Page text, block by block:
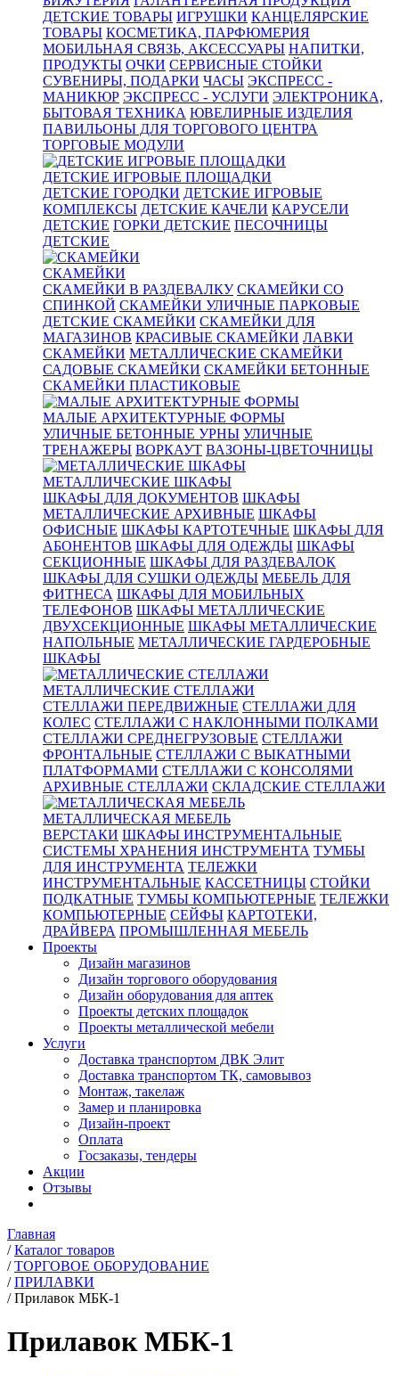
ДЕТСКИЕ ТОВАРЫ ИГРУШКИ КАНЦЕЛЯРСКИЕ
ТОВАРЫ КОСМЕТИКА, ПАРФЮМЕРИЯ
МОБИЛЬНАЯ СВЯЗЬ, АКСЕССУАРЫ НАПИТКИ,
ПРОДУКТЫ ОЧКИ СЕРВИСНЫЕ СТОЙКИ
СУВЕНИРЫ, ПОДАРКИ ЧАСЫ ЭКСПРЕСС -
МАНИКЮР ЭКСПРЕСС - УСЛУГИ ЭЛЕКТРОНИКА,
БЫТОВАЯ ТЕХНИКА ЮВЕЛИРНЫЕ ИЗДЕЛИЯ
ПАВИЛЬОНЫ ДЛЯ ТОРГОВОГО ЦЕНТРА
ТОРГОВЫЕ МОДУЛИ
ДЕТСКИЕ ИГРОВЫЕ ПЛОЩАДКИ
ДЕТСКИЕ ГОРОДКИ ДЕТСКИЕ ИГРОВЫЕ
КОМПЛЕКСЫ ДЕТСКИЕ КАЧЕЛИ КАРУСЕЛИ
ДЕТСКИЕ ГОРКИ ДЕТСКИЕ ПЕСОЧНИЦЫ
ДЕТСКИЕ
СКАМЕЙКИ
СКАМЕЙКИ В РАЗДЕВАЛКУ СКАМЕЙКИ СО
СПИНКОЙ СКАМЕЙКИ УЛИЧНЫЕ ПАРКОВЫЕ
ДЕТСКИЕ СКАМЕЙКИ СКАМЕЙКИ ДЛЯ
МАГАЗИНОВ КРАСИВЫЕ СКАМЕЙКИ ЛАВКИ
СКАМЕЙКИ МЕТАЛЛИЧЕСКИЕ СКАМЕЙКИ
САДОВЫЕ СКАМЕЙКИ СКАМЕЙКИ БЕТОННЫЕ
СКАМЕЙКИ ПЛАСТИКОВЫЕ
МАЛЫЕ АРХИТЕКТУРНЫЕ ФОРМЫ
УЛИЧНЫЕ БЕТОННЫЕ УРНЫ УЛИЧНЫЕ
ТРЕНАЖЕРЫ ВОРКАУТ ВАЗОНЫ-ЦВЕТОЧНИЦЫ
МЕТАЛЛИЧЕСКИЕ ШКАФЫ
ШКАФЫ ДЛЯ ДОКУМЕНТОВ ШКАФЫ
МЕТАЛЛИЧЕСКИЕ АРХИВНЫЕ ШКАФЫ
ОФИСНЫЕ ШКАФЫ КАРТОТЕЧНЫЕ ШКАФЫ ДЛЯ
АБОНЕНТОВ ШКАФЫ ДЛЯ ОДЕЖДЫ ШКАФЫ
СЕКЦИОННЫЕ ШКАФЫ ДЛЯ РАЗДЕВАЛОК
ШКАФЫ ДЛЯ СУШКИ ОДЕЖДЫ МЕБЕЛЬ ДЛЯ
ФИТНЕСА ШКАФЫ ДЛЯ МОБИЛЬНЫХ
ТЕЛЕФОНОВ ШКАФЫ МЕТАЛЛИЧЕСКИЕ
ДВУХСЕКЦИОННЫЕ ШКАФЫ МЕТАЛЛИЧЕСКИЕ
НАПОЛЬНЫЕ МЕТАЛЛИЧЕСКИЕ ГАРДЕРОБНЫЕ
ШКАФЫ
МЕТАЛЛИЧЕСКИЕ СТЕЛЛАЖИ
СТЕЛЛАЖИ ПЕРЕДВИЖНЫЕ СТЕЛЛАЖИ ДЛЯ
КОЛЕС СТЕЛЛАЖИ С НАКЛОННЫМИ ПОЛКАМИ
СТЕЛЛАЖИ СРЕДНЕГРУЗОВЫЕ СТЕЛЛАЖИ
ФРОНТАЛЬНЫЕ СТЕЛЛАЖИ С ВЫКАТНЫМИ
ПЛАТФОРМАМИ СТЕЛЛАЖИ С КОНСОЛЯМИ
АРХИВНЫЕ СТЕЛЛАЖИ СКЛАДСКИЕ СТЕЛЛАЖИ
МЕТАЛЛИЧЕСКАЯ МЕБЕЛЬ
ВЕРСТАКИ ШКАФЫ ИНСТРУМЕНТАЛЬНЫЕ
СИСТЕМЫ ХРАНЕНИЯ ИНСТРУМЕНТА ТУМБЫ
ДЛЯ ИНСТРУМЕНТА ТЕЛЕЖКИ
ИНСТРУМЕНТАЛЬНЫЕ КАССЕТНИЦЫ СТОЙКИ
ПОДКАТНЫЕ ТУМБЫ КОМПЬЮТЕРНЫЕ ТЕЛЕЖКИ
КОМПЬЮТЕРНЫЕ СЕЙФЫ КАРТОТЕКИ,
ДРАЙВЕРА ПРОМЫШЛЕННАЯ МЕБЕЛЬ
Проекты
Дизайн магазинов
Дизайн торгового оборудования
Дизайн оборудования для аптек
Проекты детских площадок
Проекты металлической мебели
Услуги
Доставка транспортом ДВК Элит
Доставка транспортом ТК, самовывоз
Монтаж, такелаж
Замер и планировка
Дизайн-проект
Оплата
Госзаказы, тендеры
Акции
Отзывы
Главная
/ Каталог товаров
/ ТОРГОВОЕ ОБОРУДОВАНИЕ
/ ПРИЛАВКИ
/ Прилавок МБК-1
Прилавок МБК-1